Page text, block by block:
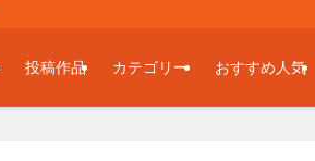
投稿作品 カテゴリー おすすめ人気